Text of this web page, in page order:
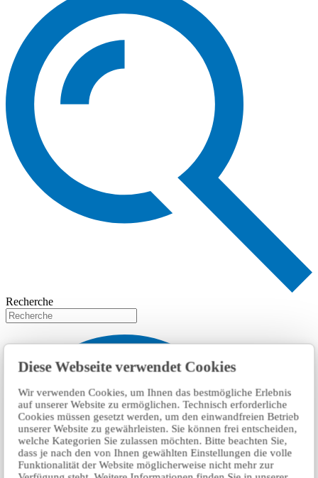
Diese Webseite verwendet Cookies
Wir verwenden Cookies, um Ihnen das bestmögliche Erlebnis
auf unserer Website zu ermöglichen. Technisch erforderliche
Cookies müssen gesetzt werden, um den einwandfreien Betrieb
unserer Website zu gewährleisten. Sie können frei entscheiden,
welche Kategorien Sie zulassen möchten. Bitte beachten Sie,
dass je nach den von Ihnen gewählten Einstellungen die volle
Funktionalität der Website möglicherweise nicht mehr zur
Recherche